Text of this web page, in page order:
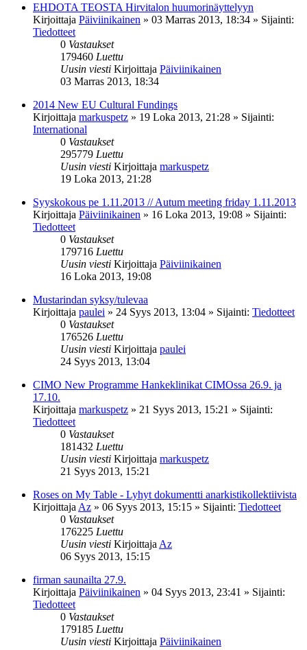
EHDOTA TEOSTA Hirvitalon huumorinäyttelyyn
Kirjoittaja Päiviinikainen » 03 Marras 2013, 18:34 » Sijainti:
Tiedotteet
0 Vastaukset
179460 Luettu
Uusin viesti Kirjoittaja Päiviinikainen
03 Marras 2013, 18:34
2014 New EU Cultural Fundings
Kirjoittaja markuspetz » 19 Loka 2013, 21:28 » Sijainti:
International
0 Vastaukset
295779 Luettu
Uusin viesti Kirjoittaja markuspetz
19 Loka 2013, 21:28
Syyskokous pe 1.11.2013 // Autum meeting friday 1.11.2013
Kirjoittaja Päiviinikainen » 16 Loka 2013, 19:08 » Sijainti:
Tiedotteet
0 Vastaukset
179716 Luettu
Uusin viesti Kirjoittaja Päiviinikainen
16 Loka 2013, 19:08
Mustarindan syksy/tulevaa
Kirjoittaja paulei » 24 Syys 2013, 13:04 » Sijainti: Tiedotteet
0 Vastaukset
176526 Luettu
Uusin viesti Kirjoittaja paulei
24 Syys 2013, 13:04
CIMO New Programme Hankeklinikat CIMOssa 26.9. ja
17.10.
Kirjoittaja markuspetz » 21 Syys 2013, 15:21 » Sijainti:
Tiedotteet
0 Vastaukset
181432 Luettu
Uusin viesti Kirjoittaja markuspetz
21 Syys 2013, 15:21
Roses on My Table - Lyhyt dokumentti anarkistikollektiivista
Kirjoittaja Az » 06 Syys 2013, 15:15 » Sijainti: Tiedotteet
0 Vastaukset
176225 Luettu
Uusin viesti Kirjoittaja Az
06 Syys 2013, 15:15
firman saunailta 27.9.
Kirjoittaja Päiviinikainen » 04 Syys 2013, 23:41 » Sijainti:
Tiedotteet
0 Vastaukset
179185 Luettu
Uusin viesti Kirjoittaja Päiviinikainen